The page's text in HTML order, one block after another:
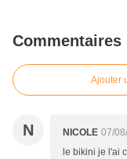
Commentaires
Ajouter
N NICOLE 07/
le bikini je l'ai